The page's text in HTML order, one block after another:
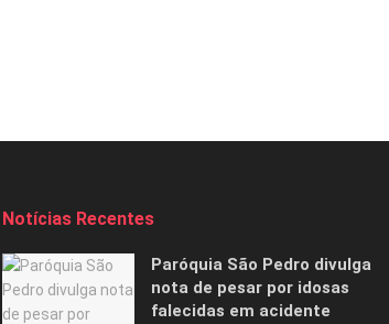
Notícias Recentes
Paróquia São Pedro divulga
nota de pesar por idosas
falecidas em acidente